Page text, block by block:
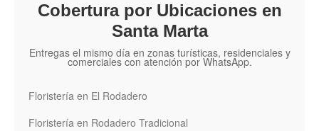
Cobertura por Ubicaciones en
Santa Marta
Entregas el mismo día en zonas turísticas, residenciales y
comerciales con atención por WhatsApp.
Floristería en El Rodadero
Floristería en Rodadero Tradicional